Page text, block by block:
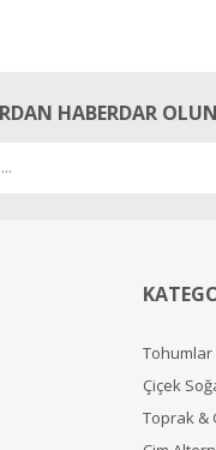
HABERDAR
Tohumlar
Çiçek
Toprak &